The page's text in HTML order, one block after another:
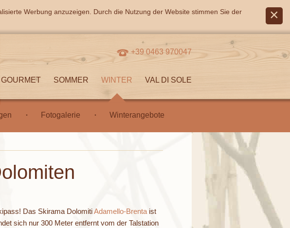
Werbung anzuzeigen. Durch die Nutzung der Website stimmen Sie der
GOURMET SOMMER WINTER VAL DI SOLE
Fotogalerie Winterangebote
+39 0463 970047
Das Skirama DolomitiAdamello-Brenta ist
sich nur 300 Meter entfernt vom der Talstation